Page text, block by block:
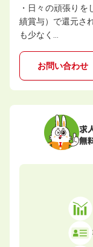
・日々の頑張り
績賞与）で還元さ
も少なく…
お問い合わせ
求
無